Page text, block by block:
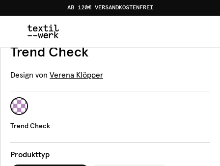
AB 120€ VERSANDKOSTENFREI
Produkte Bettwäsche Trend Check
Bettwäsche
Trend Check
Design von Verena Klöpper
Trend Check
Produkttyp